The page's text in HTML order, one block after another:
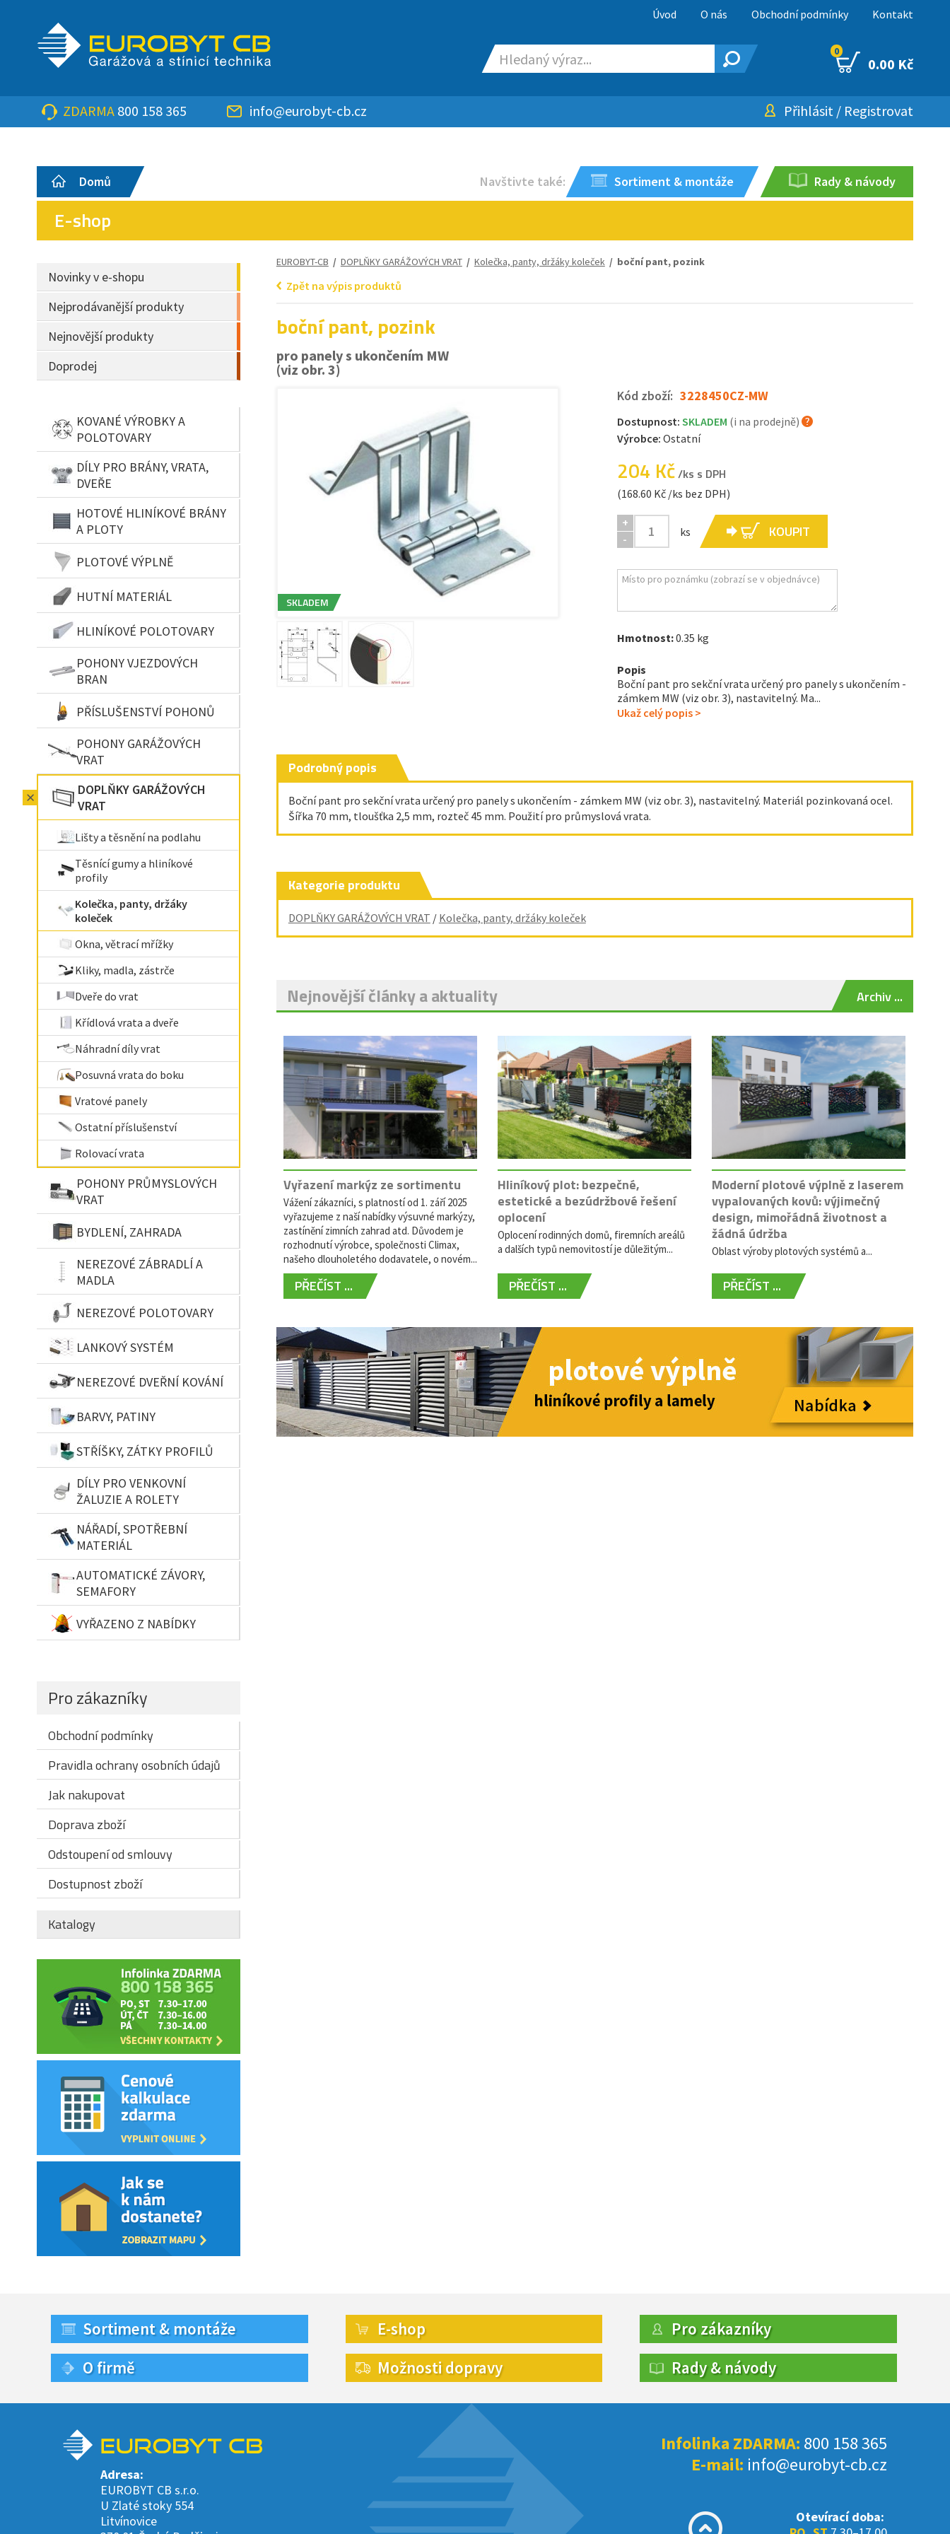
Úvod O nás Obchodní podmínky Kontakt
0
0.00 Kč
ZDARMA 800 158 365 info@eurobyt-cb.cz Přihlásit / Registrovat
Domů Navštivte také: Sortiment & montáže Rady & návody
E-shop
Novinky v e-shopu
Nejprodávanější produkty
Nejnovější produkty
Doprodej
KOVANÉ VÝROBKY A
POLOTOVARY
DÍLY PRO BRÁNY, VRATA,
DVEŘE
HOTOVÉ HLINÍKOVÉ BRÁNY
A PLOTY
PLOTOVÉ VÝPLNĚ
HUTNÍ MATERIÁL
HLINÍKOVÉ POLOTOVARY
POHONY VJEZDOVÝCH
BRAN
PŘÍSLUŠENSTVÍ POHONŮ
POHONY GARÁŽOVÝCH
VRAT
DOPLŇKY GARÁŽOVÝCH
VRAT
Lišty a těsnění na podlahu
Těsnící gumy a hliníkové
profily
Kolečka, panty, držáky
koleček
Okna, větrací mřížky
Kliky, madla, zástrče
Dveře do vrat
Křídlová vrata a dveře
Náhradní díly vrat
Posuvná vrata do boku
Vratové panely
Ostatní příslušenství
Rolovací vrata
POHONY PRŮMYSLOVÝCH
VRAT
BYDLENÍ, ZAHRADA
NEREZOVÉ ZÁBRADLÍ A
MADLA
NEREZOVÉ POLOTOVARY
LANKOVÝ SYSTÉM
NEREZOVÉ DVEŘNÍ KOVÁNÍ
BARVY, PATINY
STŘÍŠKY, ZÁTKY PROFILŮ
DÍLY PRO VENKOVNÍ
ŽALUZIE A ROLETY
NÁŘADÍ, SPOTŘEBNÍ
MATERIÁL
AUTOMATICKÉ ZÁVORY,
SEMAFORY
VYŘAZENO Z NABÍDKY
Pro zákazníky
Obchodní podmínky
Pravidla ochrany osobních údajů
Jak nakupovat
Doprava zboží
Odstoupení od smlouvy
Dostupnost zboží
Katalogy
EUROBYT-CB / DOPLŇKY GARÁŽOVÝCH VRAT/ Kolečka, panty, držáky koleček/ boční pant, pozink
Zpět na výpis produktů
boční pant, pozink
pro panely s ukončením MW
(viz obr. 3)
SKLADEM
Kód zboží: 3228450CZ-MW
Dostupnost: SKLADEM (i na prodejně)
Výrobce: Ostatní
204 Kč/ks s DPH
(168.60 Kč /ks bez DPH)
+
-
ks KOUPIT
Hmotnost:0.35 kg
Popis
Boční pant pro sekční vrata určený pro panely s ukončením -
zámkem MW (viz obr. 3), nastavitelný. Ma...
Ukaž celý popis >
Podrobný popis
Boční pant pro sekční vrata určený pro panely s ukončením - zámkem MW (viz obr. 3), nastavitelný. Materiál pozinkovaná ocel.
Šířka 70 mm, tloušťka 2,5 mm, rozteč 45 mm. Použití pro průmyslová vrata.
Kategorie produktu
DOPLŇKY GARÁŽOVÝCH VRAT / Kolečka, panty, držáky koleček
Nejnovější články a aktuality
Vyřazení markýz ze sortimentu
Vážení zákazníci, s platností od 1. září 2025
vyřazujeme z naší nabídky výsuvné markýzy,
zastínění zimních zahrad atd. Důvodem je
rozhodnutí výrobce, společnosti Climax,
našeho dlouholetého dodavatele, o novém...
PŘEČÍST ...
Hliníkový plot: bezpečné,
estetické a bezúdržbové řešení
oplocení
Oplocení rodinných domů, firemních areálů
a dalších typů nemovitostí je důležitým...
PŘEČÍST ...
Moderní plotové výplně z laserem
vypalovaných kovů: výjimečný
design, mimořádná životnost a
žádná údržba
Oblast výroby plotových systémů a...
PŘEČÍST ...
Archiv ...
Sortiment & montáže
O firmě
E-shop
Možnosti dopravy
Pro zákazníky
Rady & návody
Adresa:
EUROBYT CB s.r.o.
U Zlaté stoky 554
Litvínovice
Infolinka ZDARMA: 800 158 365
E-mail: info@eurobyt-cb.cz
Otevírací doba: